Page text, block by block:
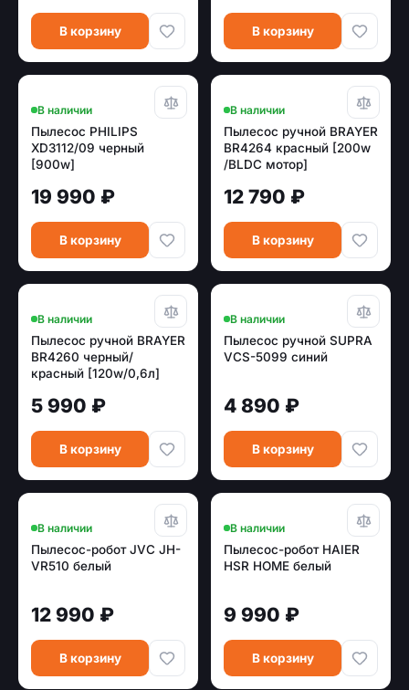
В корзину В корзину
В наличии
Пылесос PHILIPS
XD3112/09 черный
[900w]
19 990 ₽
В корзину
В наличии
Пылесос ручной BRAYER
BR4264 красный [200w
/BLDC мотор]
12 790 ₽
В корзину
В наличии
Пылесос ручной BRAYER
BR4260 черный/
красный [120w/0,6л]
5 990 ₽
В корзину
В наличии
Пылесос ручной SUPRA
VCS-5099 синий
4 890 ₽
В корзину
В наличии
Пылесос-робот JVC JH-
VR510 белый
12 990 ₽
В корзину
В наличии
Пылесос-робот HAIER
HSR HOME белый
9 990 ₽
В корзину